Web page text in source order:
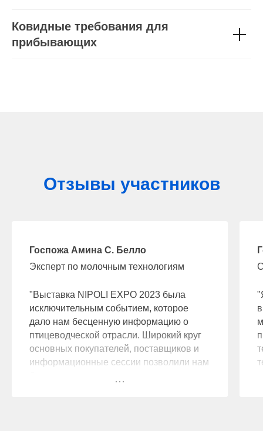
Ковидные требования для
прибывающих
Отзывы участников
Госпожа Амина С. Белло
Эксперт по молочным технологиям
"Выставка NIPOLI EXPO 2023 была
исключительным событием, которое
дало нам бесценную информацию о
птицеводческой отрасли. Широкий круг
основных покупателей, поставщиков и
информационные сессии позволили нам